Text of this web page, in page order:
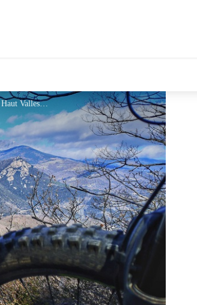
Vue sur le village de Serralongue - © Frédéric Maler - CC Haut Vallespir